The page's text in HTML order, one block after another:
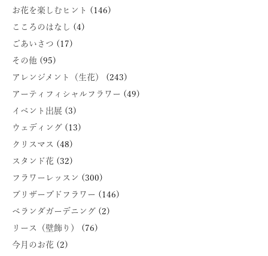
お花を楽しむヒント
(146)
こころのはなし (4)
ごあいさつ (17)
その他 (95)
アレンジメント（生花）
(243)
アーティフィシャルフラワー (49)
イベント出展 (3)
ウェディング (13)
クリスマス (48)
スタンド花 (32)
フラワーレッスン (300)
プリザーブドフラワー (146)
ベランダガーデニング (2)
リース（壁飾り）
(76)
今月のお花 (2)